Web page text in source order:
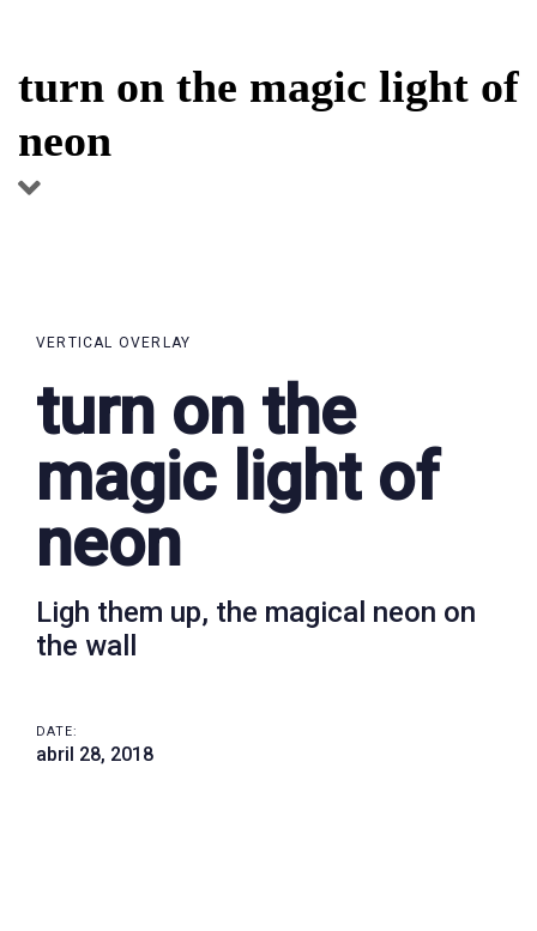
primary
Skip
turn on the magic light of
neon
VERTICAL OVERLAY
turn on the
magic light of
neon
Ligh them up, the magical neon on
the wall
DATE:
abril 28, 2018